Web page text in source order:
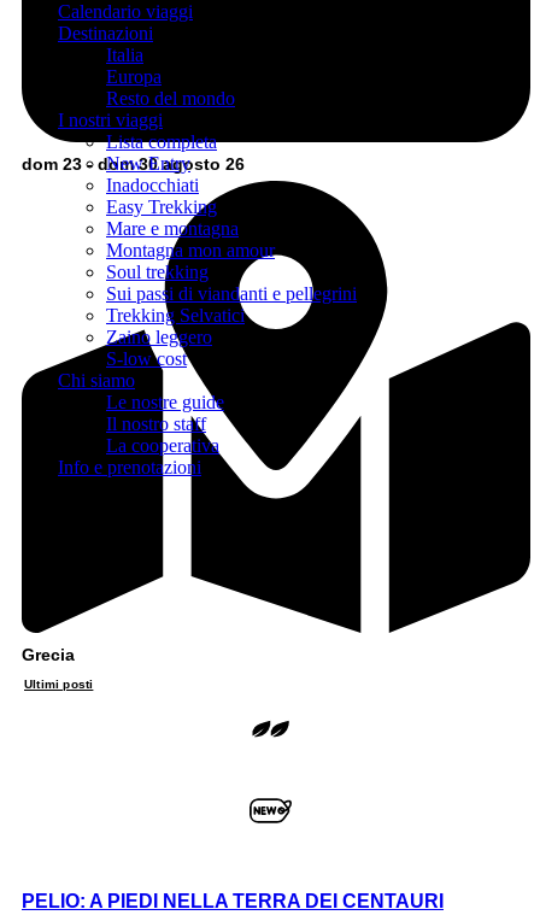
Calendario viaggi
Destinazioni
Italia
Europa
Resto del mondo
I nostri viaggi
Lista completa
New Entry
Inadocchiati
Easy Trekking
Mare e montagna
Montagna mon amour
Soul trekking
Sui passi di viandanti e pellegrini
Trekking Selvatici
Zaino leggero
S-low cost
Chi siamo
Le nostre guide
Il nostro staff
La cooperativa
Info e prenotazioni
dom 23 - dom 30 agosto 26
Grecia
Ultimi posti
PELIO: A PIEDI NELLA TERRA DEI CENTAURI